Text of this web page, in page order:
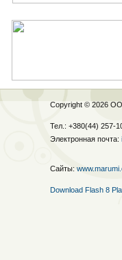
Copyright © 2026
Тел.: +380(44) 257-
Электронная почта:
Сайты:
Download Flash 8